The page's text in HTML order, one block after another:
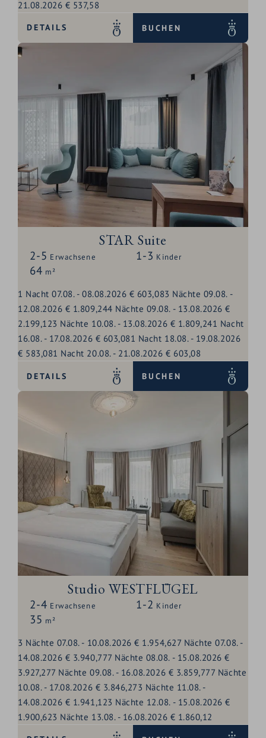
21.08.2026 € 537,58
DETAILS BUCHEN
STAR Suite
2-5 Erwachsene 1-3 Kinder
64 m²
1 Nacht 07.08.- 08.08.2026 € 603,083 Nächte 09.08.-
12.08.2026 € 1.809,244 Nächte 09.08. - 13.08.2026 €
2.199,123 Nächte 10.08.- 13.08.2026 € 1.809,241 Nacht
16.08.- 17.08.2026 € 603,081 Nacht 18.08.- 19.08.2026
€ 583,081 Nacht 20.08.- 21.08.2026 € 603,08
DETAILS BUCHEN
Studio WESTFLÜGEL
2-4 Erwachsene 1-2 Kinder
35 m²
3 Nächte 07.08. - 10.08.2026 € 1.954,627 Nächte 07.08. -
14.08.2026 € 3.940,777 Nächte 08.08. - 15.08.2026 €
3.927,277 Nächte 09.08. - 16.08.2026 € 3.859,777 Nächte
10.08. - 17.08.2026 € 3.846,273 Nächte 11.08. -
14.08.2026 € 1.941,123 Nächte 12.08. - 15.08.2026 €
1.900,623 Nächte 13.08. - 16.08.2026 € 1.860,12